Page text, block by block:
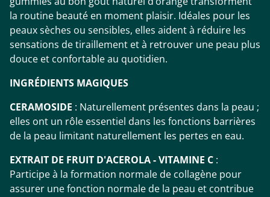
la routine beauté en moment plaisir. Idéales pour les
peaux sèches ou sensibles, elles aident à réduire les
sensations de tiraillement et à retrouver une peau plus
douce et confortable au quotidien.
INGRÉDIENTS MAGIQUES
CERAMOSIDE : Naturellement présentes dans la peau ;
elles ont un rôle essentiel dans les fonctions barrières
de la peau limitant naturellement les pertes en eau.
EXTRAIT DE FRUIT D'ACEROLA - VITAMINE C :
Participe à la formation normale de collagène pour
assurer une fonction normale de la peau et contribue